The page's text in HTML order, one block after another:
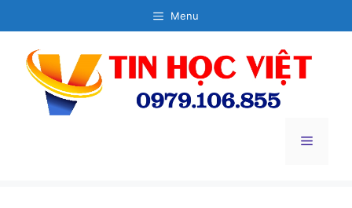
đến
dung
Menu
Menu